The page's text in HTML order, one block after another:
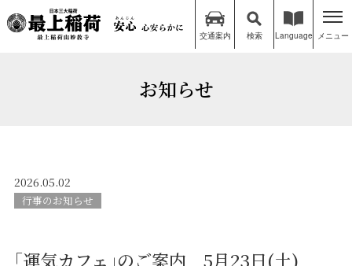
交通案内 検索 Language メニュー
お知らせ
2026.05.02
行事のお知らせ
｢運気カフェ｣のご案内 5月23日(土)